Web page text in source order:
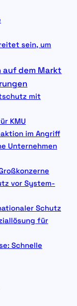
sein, um
auf dem Markt
mit
KMU
im Angriff
Unternehmen
vor System-
Schutz
für
Schnelle